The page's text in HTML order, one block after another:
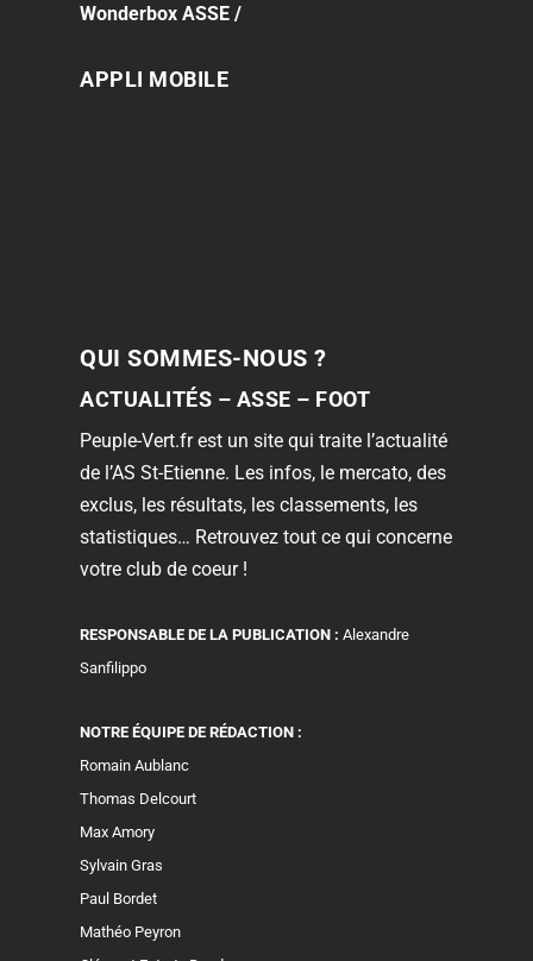
Wonderbox ASSE /
APPLI MOBILE
QUI SOMMES-NOUS ?
ACTUALITÉS – ASSE – FOOT
Peuple-Vert.fr est un site qui traite l’actualité
de l’AS St-Etienne. Les infos, le mercato, des
exclus, les résultats, les classements, les
statistiques… Retrouvez tout ce qui concerne
votre club de coeur !
RESPONSABLE DE LA PUBLICATION : Alexandre
Sanfilippo
NOTRE ÉQUIPE DE RÉDACTION :
Romain Aublanc
Thomas Delcourt
Max Amory
Sylvain Gras
Paul Bordet
Mathéo Peyron